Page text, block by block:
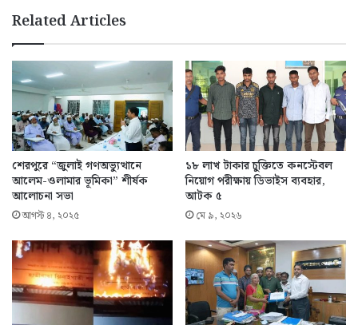
Related Articles
শেরপুরে “জুলাই গণঅভ্যুত্থানে
আলেম-ওলামার ভূমিকা” শীর্ষক
আলোচনা সভা
আগস্ট ৪, ২০২৫
১৮ লাখ টাকার চুক্তিতে কনস্টেবল
নিয়োগ পরীক্ষায় ডিভাইস ব্যবহার,
আটক ৫
মে ৯, ২০২৬